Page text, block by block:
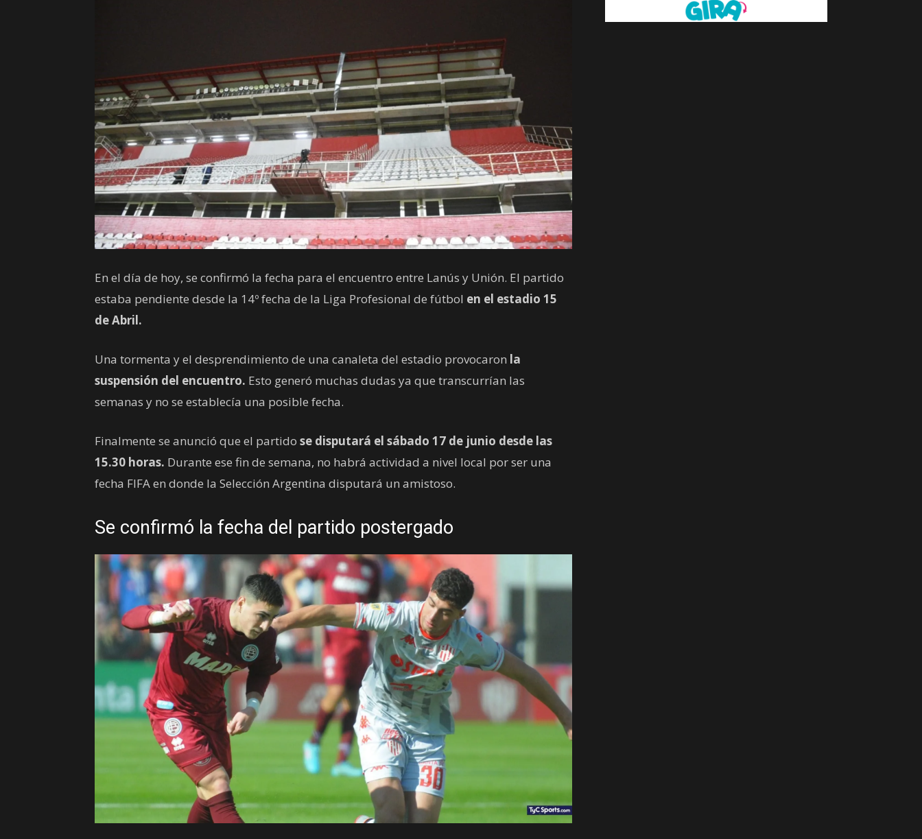
En el día de hoy, se confirmó la fecha para el encuentro entre Lanús y Unión. El partido
estaba pendiente desde la 14º fecha de la Liga Profesional de fútbol en el estadio 15
de Abril.
Una tormenta y el desprendimiento de una canaleta del estadio provocaron la
suspensión del encuentro. Esto generó muchas dudas ya que transcurrían las
semanas y no se establecía una posible fecha.
Finalmente se anunció que el partido se disputará el sábado 17 de junio desde las
15.30 horas. Durante ese fin de semana, no habrá actividad a nivel local por ser una
fecha FIFA en donde la Selección Argentina disputará un amistoso.
Se confirmó la fecha del partido postergado